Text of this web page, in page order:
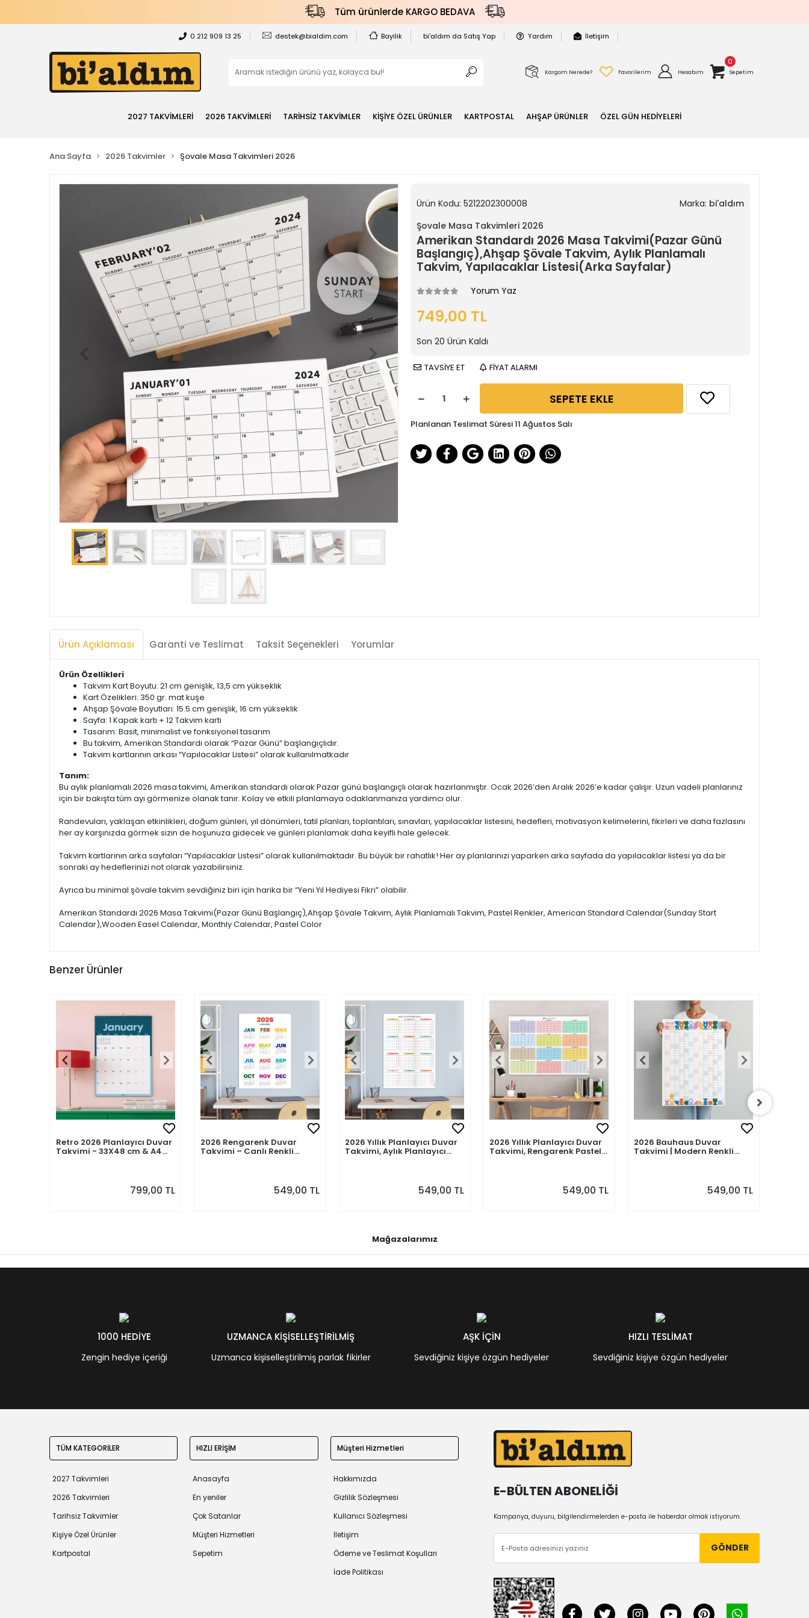
Tüm ürünlerde KARGO BEDAVA
0 212 909 13 25 destek@bialdim.com Bayilik bi'aldım da Satış Yap Yardım İletişim
Kargom Nerede? Favorilerim Hesabım
0
Sepetim
2027 TAKVİMLERİ 2026 TAKVİMLERİ TARİHSİZ TAKVİMLER KİŞİYE ÖZEL ÜRÜNLER KARTPOSTAL AHŞAP ÜRÜNLER ÖZEL GÜN HEDİYELERİ
Ana Sayfa 2026 Takvimler Şovale Masa Takvimleri 2026
Ürün Kodu: 5212202300008 Marka: bi'aldım
Şovale Masa Takvimleri 2026
Amerikan Standardı 2026 Masa Takvimi(Pazar Günü
Başlangıç),Ahşap Şövale Takvim, Aylık Planlamalı
Takvim, Yapılacaklar Listesi(Arka Sayfalar)
Yorum Yaz
749,00 TL
Son 20 Ürün Kaldı
TAVSİYE ET FİYAT ALARMI
SEPETE EKLE
Planlanan Teslimat Süresi 11 Ağustos Salı
Ürün Açıklaması Garanti ve Teslimat Taksit Seçenekleri Yorumlar
Ürün Özellikleri
Takvim Kart Boyutu: 21 cm genişlik, 13,5 cm yükseklik
Kart Özelikleri: 350 gr. mat kuşe
Ahşap Şövale Boyutları: 15.5 cm genişlik, 16 cm yükseklik
Sayfa: 1 Kapak kartı + 12 Takvim kartı
Tasarım: Basit, minimalist ve fonksiyonel tasarım
Bu takvim, Amerikan Standardı olarak “Pazar Günü” başlangıçlıdır.
Takvim kartlarının arkası “Yapılacaklar Listesi” olarak kullanılmatkadır
Tanım:
Bu aylık planlamalı 2026 masa takvimi, Amerikan standardı olarak Pazar günü başlangıçlı olarak hazırlanmıştır. Ocak 2026’den Aralık 2026’e kadar çalışır. Uzun vadeli planlarınız
için bir bakışta tüm ayı görmenize olanak tanır. Kolay ve etkili planlamaya odaklanmanıza yardımcı olur.
Randevuları, yaklaşan etkinlikleri, doğum günleri, yıl dönümleri, tatil planları, toplantıları, sınavları, yapılacaklar listesini, hedefleri, motivasyon kelimelerini, fikirleri ve daha fazlasını
her ay karşınızda görmek sizin de hoşunuza gidecek ve günleri planlamak daha keyifli hale gelecek.
Takvim kartlarının arka sayfaları “Yapılacaklar Listesi” olarak kullanılmaktadır. Bu büyük bir rahatlık! Her ay planlarınızı yaparken arka sayfada da yapılacaklar listesi ya da bir
sonraki ay hedeflerinizi not olarak yazabilirsiniz.
Ayrıca bu minimal şövale takvim sevdiğiniz biri için harika bir “Yeni Yıl Hediyesi Fikri” olabilir.
Amerikan Standardı 2026 Masa Takvimi(Pazar Günü Başlangıç),Ahşap Şövale Takvim, Aylık Planlamalı Takvim, Pastel Renkler, American Standard Calendar(Sunday Start
Calendar),Wooden Easel Calendar, Monthly Calendar, Pastel Color
Benzer Ürünler
Retro 2026 Planlayıcı Duvar
Takvimi - 33X48 cm & A4
799,00 TL
2026 Rengarenk Duvar
Takvimi – Canlı Renkli
549,00 TL
2026 Yıllık Planlayıcı Duvar
Takvimi, Aylık Planlayıcı
549,00 TL
2026 Yıllık Planlayıcı Duvar
Takvimi, Rengarenk Pastel
549,00 TL
2026 Bauhaus Duvar
Takvimi | Modern Renkli
549,00 TL
Mağazalarımız
1000 HEDİYE
Zengin hediye içeriği
UZMANCA KİŞİSELLEŞTİRİLMİŞ
Uzmanca kişiselleştirilmiş parlak fikirler
AŞK İÇİN
Sevdiğiniz kişiye özgün hediyeler
HIZLI TESLİMAT
Sevdiğiniz kişiye özgün hediyeler
TÜM KATEGORİLER
2027 Takvimleri
2026 Takvimleri
Tarihsiz Takvimler
Kişiye Özel Ürünler
Kartpostal
HIZLI ERİŞİM
Anasayfa
En yeniler
Çok Satanlar
Müşteri Hizmetleri
Sepetim
Müşteri Hizmetleri
Hakkımızda
Gizlilik Sözleşmesi
Kullanıcı Sözleşmesi
İletişim
Ödeme ve Teslimat Koşulları
İade Politikası
E-BÜLTEN ABONELİĞİ
Kampanya, duyuru, bilgilendirmelerden e-posta ile haberdar olmak istiyorum.
GÖNDER